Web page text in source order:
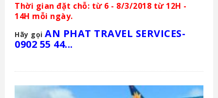
Thời gian đặt chỗ: từ 6 - 8/3/2018 từ 12H -
14H mỗi ngày.
Hãy gọi AN PHAT TRAVEL SERVICES-
0902 55 44...